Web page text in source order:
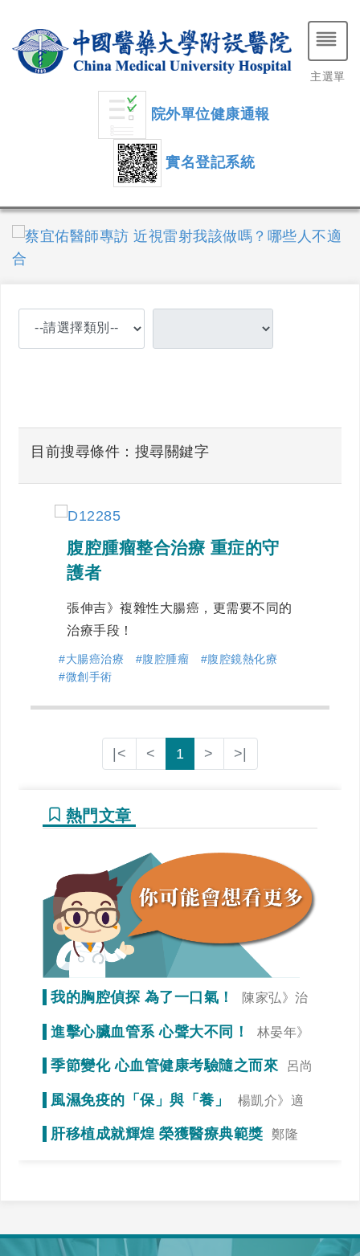
院外單位健康通報
實名登記系統
主選單
目前搜尋條件：搜尋關鍵字
腹腔腫瘤整合治療 重症的守
護者
張伸吉》複雜性大腸癌，更需要不同的
治療手段！
#大腸癌治療 #腹腔腫瘤
#腹腔鏡熱化療
#微創手術
|< < 1 > >|
熱門文章
我的胸腔偵探 為了一口氣！
陳家弘》治
療是為了未來生活品質
進擊心臟血管系 心聲大不同！
林晏年》
調整生活習慣「心」事就變少！
季節變化 心血管健康考驗隨之而來
呂尚
風濕免疫的「保」與「養」
楊凱介》適
當運動，達到調整免疫力的效果
肝移植成就輝煌 榮獲醫療典範獎
鄭隆